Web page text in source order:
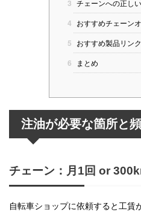
3 チェーンへの正し
4 おすすめチェーン
5 おすすめ製品リンク
6 まとめ
注油が必要な箇所と
チェーン：月1回 or
自転車ショップに依頼すると工賃